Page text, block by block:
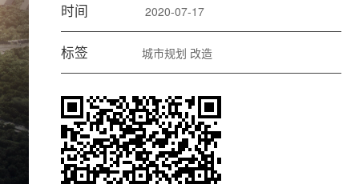
时间 2020-07-17
标签 城市规划 改造